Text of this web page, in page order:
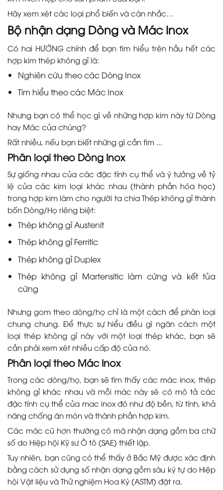
Hãy xem xét các loại phổ biến và cân nhắc…
Bộ nhận dạng Dòng và Mác Inox
Có hai HƯỚNG chính để bạn tìm hiểu trên hầu hết các
hợp kim thép không gỉ là:
Nghiên cứu theo các Dòng Inox
Tìm hiểu theo các Mác Inox
Nhưng bạn có thể học gì về những hợp kim này từ Dòng
hay Mác của chúng?
Rất nhiều, nếu bạn biết những gì cần tìm ...
Phân loại theo Dòng Inox
Sự giống nhau của các đặc tính cụ thể và ý tưởng về tỷ
lệ của các kim loại khác nhau (thành phần hóa học)
trong hợp kim làm cho người ta chia Thép không gỉ thành
bốn Dòng/Họ riêng biệt:
Thép không gỉ Austenit
Thép không gỉ Ferritic
Thép không gỉ Duplex
Thép không gỉ Martensitic làm cứng và kết tủa
cứng
Nhưng gom theo dòng/họ chỉ là một cách để phân loại
chung chung. Để thực sự hiểu điều gì ngăn cách một
loại thép không gỉ này với một loại thép khác, bạn sẽ
cần phải xem xét nhiều cấp độ của nó.
Phân loại theo Mác Inox
Trong các dòng/họ, bạn sẽ tìm thấy các mác inox, thép
không gỉ khác nhau và mỗi mác này sẽ có mô tả các
đặc tính cụ thể của mac inox đó như độ bền, từ tính, khả
năng chống ăn mòn và thành phần hợp kim.
Các mác cũ hơn thường có mã nhận dạng gồm ba chữ
số do Hiệp hội Kỹ sư Ô tô (SAE) thiết lập.
Tuy nhiên, bạn cũng có thể thấy ở Bắc Mỹ được xác định
bằng cách sử dụng số nhận dạng gồm sáu ký tự do Hiệp
hội Vật liệu và Thử nghiệm Hoa Kỳ (ASTM) đặt ra.